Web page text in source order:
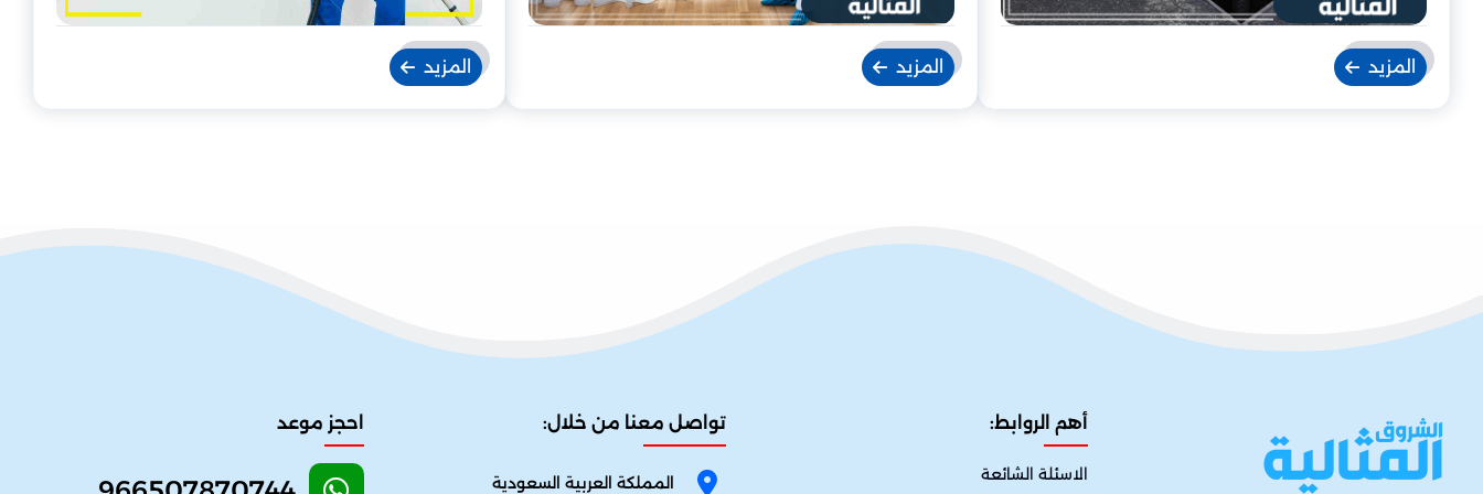
المزيد المزيد المزيد
أهم الروابط:
الاسئلة الشائعة
تواصل معنا من خلال:
المملكة العربية السعودية
احجز موعد